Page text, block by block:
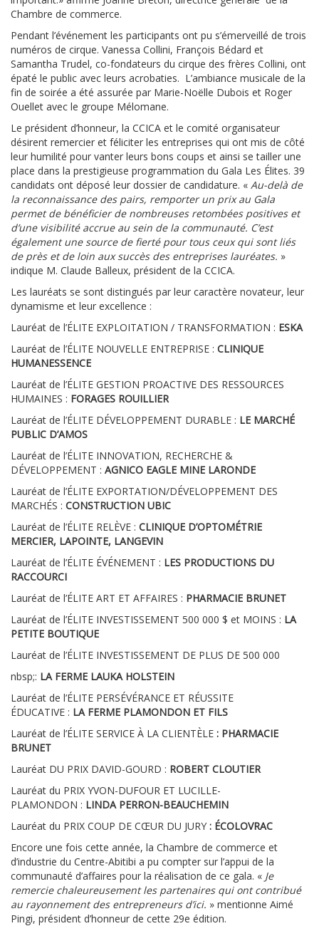
Chambre de commerce.
Pendant l’événement les participants ont pu s’émerveillé de trois
numéros de cirque. Vanessa Collini, François Bédard et
Samantha Trudel, co-fondateurs du cirque des frères Collini, ont
épaté le public avec leurs acrobaties. L’ambiance musicale de la
fin de soirée a été assurée par Marie-Noëlle Dubois et Roger
Ouellet avec le groupe Mélomane.
Le président d’honneur, la CCICA et le comité organisateur
désirent remercier et féliciter les entreprises qui ont mis de côté
leur humilité pour vanter leurs bons coups et ainsi se tailler une
place dans la prestigieuse programmation du Gala Les Élites. 39
candidats ont déposé leur dossier de candidature. « Au-delà de
la reconnaissance des pairs, remporter un prix au Gala
permet de bénéficier de nombreuses retombées positives et
d’une visibilité accrue au sein de la communauté. C’est
également une source de fierté pour tous ceux qui sont liés
de près et de loin aux succès des entreprises lauréates. »
indique M. Claude Balleux, président de la CCICA.
Les lauréats se sont distingués par leur caractère novateur, leur
dynamisme et leur excellence :
Lauréat de l’ÉLITE EXPLOITATION / TRANSFORMATION : ESKA
Lauréat de l’ÉLITE NOUVELLE ENTREPRISE : CLINIQUE
HUMANESSENCE
Lauréat de l’ÉLITE GESTION PROACTIVE DES RESSOURCES
HUMAINES : FORAGES ROUILLIER
Lauréat de l’ÉLITE DÉVELOPPEMENT DURABLE : LE MARCHÉ
PUBLIC D’AMOS
Lauréat de l’ÉLITE INNOVATION, RECHERCHE &
DÉVELOPPEMENT : AGNICO EAGLE MINE LARONDE
Lauréat de l’ÉLITE EXPORTATION/DÉVELOPPEMENT DES
MARCHÉS : CONSTRUCTION UBIC
Lauréat de l’ÉLITE RELÈVE : CLINIQUE D’OPTOMÉTRIE
MERCIER, LAPOINTE, LANGEVIN
Lauréat de l’ÉLITE ÉVÉNEMENT : LES PRODUCTIONS DU
RACCOURCI
Lauréat de l’ÉLITE ART ET AFFAIRES : PHARMACIE BRUNET
Lauréat de l’ÉLITE INVESTISSEMENT 500 000 $ et MOINS : LA
PETITE BOUTIQUE
Lauréat de l’ÉLITE INVESTISSEMENT DE PLUS DE 500 000
nbsp;: LA FERME LAUKA HOLSTEIN
Lauréat de l’ÉLITE PERSÉVÉRANCE ET RÉUSSITE
ÉDUCATIVE : LA FERME PLAMONDON ET FILS
Lauréat de l’ÉLITE SERVICE À LA CLIENTÈLE : PHARMACIE
BRUNET
Lauréat DU PRIX DAVID-GOURD : ROBERT CLOUTIER
Lauréat du PRIX YVON-DUFOUR ET LUCILLE-
PLAMONDON : LINDA PERRON-BEAUCHEMIN
Lauréat du PRIX COUP DE CŒUR DU JURY : ÉCOLOVRAC
Encore une fois cette année, la Chambre de commerce et
d’industrie du Centre-Abitibi a pu compter sur l’appui de la
communauté d’affaires pour la réalisation de ce gala. « Je
remercie chaleureusement les partenaires qui ont contribué
au rayonnement des entrepreneurs d’ici. » mentionne Aimé
Pingi, président d’honneur de cette 29e édition.